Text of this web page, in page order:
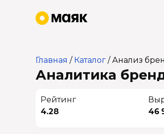
Главная / Каталог /Анализ
Аналитика
Рейтинг
4.28
46